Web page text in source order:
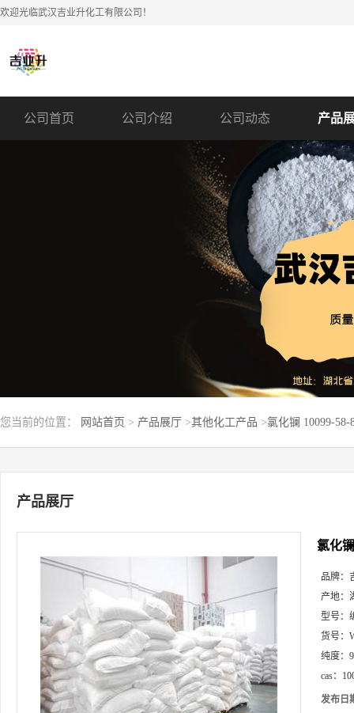
欢迎光临武汉吉业升化工有限公司！
公司首页 公司介绍 公司动态 产品
您当前的位置： 网站首页 > 产品展厅 >其他化工产品 >氯化镧 10099-
产品展厅
氯化
品牌：
产地：
型号：
货号：
纯度：
cas：
发布日